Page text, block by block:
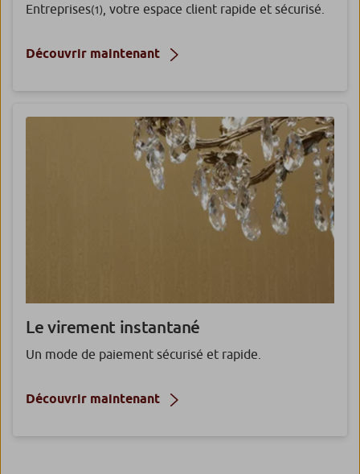
Entreprises(1) , votre espace client rapide et sécurisé.
Découvrir maintenant
Le virement instantané
Un mode de paiement sécurisé et rapide.
Découvrir maintenant